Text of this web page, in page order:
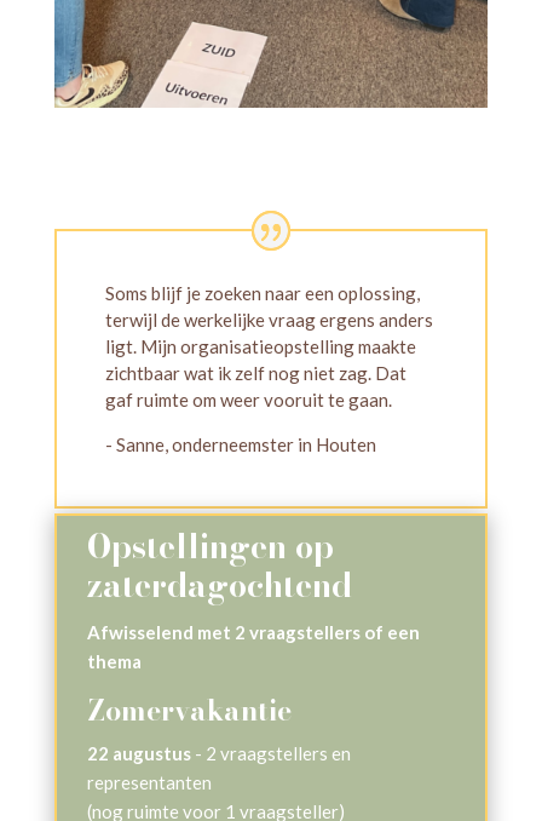
Soms blijf je zoeken naar een oplossing,
terwijl de werkelijke vraag ergens anders
ligt. Mijn organisatieopstelling maakte
zichtbaar wat ik zelf nog niet zag. Dat
gaf ruimte om weer vooruit te gaan.
- Sanne, onderneemster in Houten
Opstellingen op
zaterdagochtend
Afwisselend met 2 vraagstellers of een
thema
Zomervakantie
22 augustus- 2 vraagstellers en
representanten
(nog ruimte voor 1 vraagsteller)